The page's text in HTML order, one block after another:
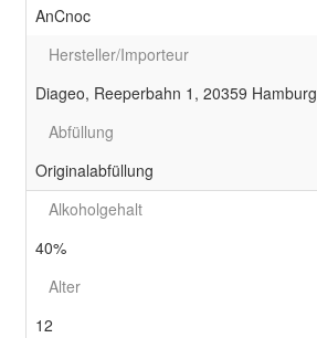
AnCnoc
Hersteller/Importeur
Diageo, Reeperbahn 1, 20359 Hamburg
Abfüllung
Originalabfüllung
Alkoholgehalt
40%
Alter
12